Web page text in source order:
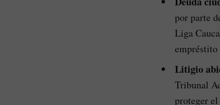
por parte
Liga
empréstito
Litigio
Tribunal
proteger